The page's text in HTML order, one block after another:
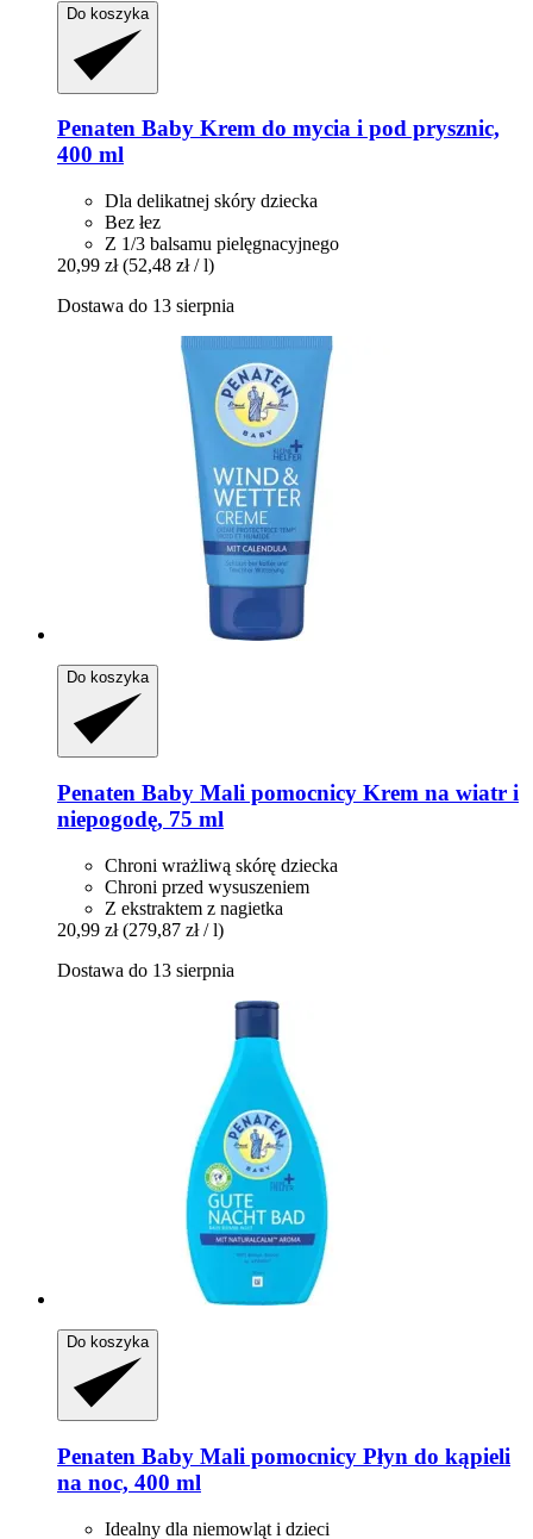
Do koszyka
Penaten Baby Krem do mycia i pod prysznic,
400 ml
Dla delikatnej skóry dziecka
Bez łez
Z 1/3 balsamu pielęgnacyjnego
20,99 zł (52,48 zł / l)
Dostawa do 13 sierpnia
Do koszyka
Penaten Baby Mali pomocnicy Krem na wiatr i
niepogodę, 75 ml
Chroni wrażliwą skórę dziecka
Chroni przed wysuszeniem
Z ekstraktem z nagietka
20,99 zł (279,87 zł / l)
Dostawa do 13 sierpnia
Do koszyka
Penaten Baby Mali pomocnicy Płyn do kąpieli
na noc, 400 ml
Idealny dla niemowląt i dzieci